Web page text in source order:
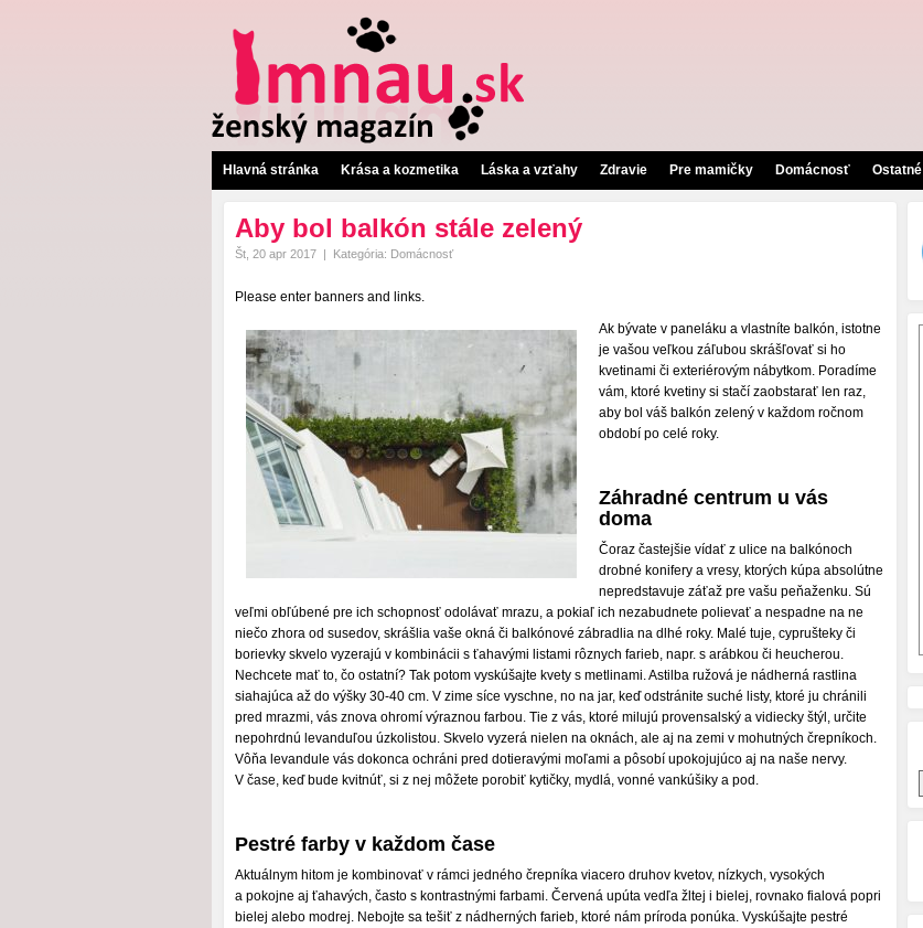
Hlavná stránka Krása a kozmetika Láska a vzťahy Zdravie Pre mamičky Domácnosť Ostatné
Aby bol balkón stále zelený
Št, 20 apr 2017 | Kategória: Domácnosť
Please enter banners and links.
Ak bývate v paneláku a vlastníte balkón, istotne
je vašou veľkou záľubou skrášľovať si ho
kvetinami či exteriérovým nábytkom. Poradíme
vám, ktoré kvetiny si stačí zaobstarať len raz,
aby bol váš balkón zelený v každom ročnom
období po celé roky.
Záhradné centrum u vás
doma
Čoraz častejšie vídať z ulice na balkónoch
drobné konifery a vresy, ktorých kúpa absolútne
nepredstavuje záťaž pre vašu peňaženku. Sú
veľmi obľúbené pre ich schopnosť odolávať mrazu, a pokiaľ ich nezabudnete polievať a nespadne na ne
niečo zhora od susedov, skrášlia vaše okná či balkónové zábradlia na dlhé roky. Malé tuje, cyprušteky či
borievky skvelo vyzerajú v kombinácii s ťahavými listami rôznych farieb, napr. s arábkou či heucherou.
Nechcete mať to, čo ostatní? Tak potom vyskúšajte kvety s metlinami. Astilba ružová je nádherná rastlina
siahajúca až do výšky 30-40 cm. V zime síce vyschne, no na jar, keď odstránite suché listy, ktoré ju chránili
pred mrazmi, vás znova ohromí výraznou farbou. Tie z vás, ktoré milujú provensalský a vidiecky štýl, určite
nepohrdnú levanduľou úzkolistou. Skvelo vyzerá nielen na oknách, ale aj na zemi v mohutných črepníkoch.
Vôňa levandule vás dokonca ochráni pred dotieravými moľami a pôsobí upokojujúco aj na naše nervy.
V čase, keď bude kvitnúť, si z nej môžete porobiť kytičky, mydlá, vonné vankúšiky a pod.
Pestré farby v každom čase
Aktuálnym hitom je kombinovať v rámci jedného črepníka viacero druhov kvetov, nízkych, vysokých
a pokojne aj ťahavých, často s kontrastnými farbami. Červená upúta vedľa žltej i bielej, rovnako fialová popri
bielej alebo modrej. Nebojte sa tešiť z nádherných farieb, ktoré nám príroda ponúka. Vyskúšajte pestré